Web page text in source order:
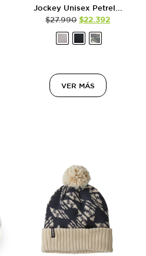
Jockey Unisex Petrel...
$27.990 $22.392
VER MÁS